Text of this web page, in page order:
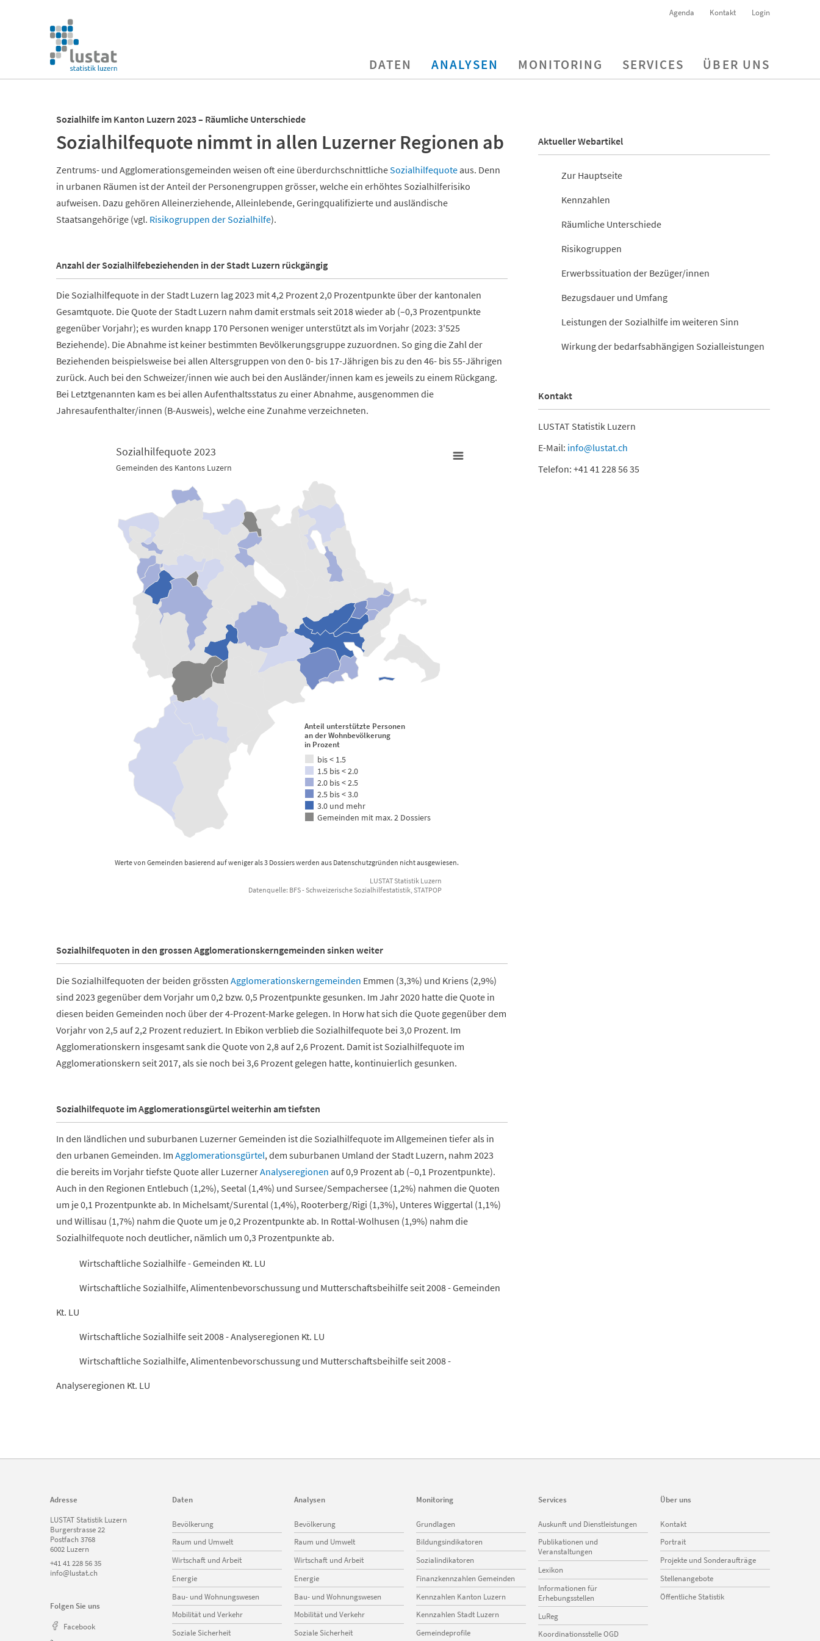
überspringen
Agenda Kontakt Login
Navigation
überspringen
DATEN ANALYSEN MONITORING SERVICES ÜBER UNS
Sozialhilfe im Kanton Luzern 2023 – Räumliche Unterschiede
Sozialhilfequote nimmt in allen Luzerner Regionen ab
Zentrums- und Agglomerationsgemeinden weisen oft eine überdurchschnittlicheSozialhilfequote aus. Denn
in urbanen Räumen ist der Anteil der Personengruppen grösser, welche ein erhöhtes Sozialhilferisiko
aufweisen. Dazu gehören Alleinerziehende, Alleinlebende, Geringqualifizierte und ausländische
Staatsangehörige (vgl. Risikogruppen der Sozialhilfe).
Anzahl der Sozialhilfebeziehenden in der Stadt Luzern rückgängig
Die Sozialhilfequote in der Stadt Luzern lag 2023 mit 4,2 Prozent 2,0 Prozentpunkte über der kantonalen
Gesamtquote. Die Quote der Stadt Luzern nahm damit erstmals seit 2018 wieder ab (–0,3 Prozentpunkte
gegenüber Vorjahr); es wurden knapp 170 Personen weniger unterstützt als im Vorjahr (2023: 3'525
Beziehende). Die Abnahme ist keiner bestimmten Bevölkerungsgruppe zuzuordnen. So ging die Zahl der
Beziehenden beispielsweise bei allen Altersgruppen von den 0- bis 17-Jährigen bis zu den 46- bis 55-Jährigen
zurück. Auch bei den Schweizer/innen wie auch bei den Ausländer/innen kam es jeweils zu einem Rückgang.
Bei Letztgenannten kam es bei allen Aufenthaltsstatus zu einer Abnahme, ausgenommen die
Jahresaufenthalter/innen (B-Ausweis), welche eine Zunahme verzeichneten.
Map of unspecified region with 2 data series.
Gemeinden des Kantons Luzern
View as data table, Sozialhilfequote 2023
Werte von Gemeinden basierend auf weniger als 3 Dossiers werden aus Datenschutzgründen nicht ausgewiesen.
Sozialhilfequote 2023
Gemeinden des Kantons Luzern
bis < 1.5
1.5 bis < 2.0
2.0 bis < 2.5
2.5 bis < 3.0
3.0 und mehr
Gemeinden mit max. 2 Dossiers
Anteil unterstützte Personen
an der Wohnbevölkerung
in Prozent
LUSTAT Statistik Luzern
Datenquelle: BFS - Schweizerische Sozialhilfestatistik, STATPOP
Sozialhilfequoten in den grossen Agglomerationskerngemeinden sinken weiter
Die Sozialhilfequoten der beiden grössten Agglomerationskerngemeinden Emmen (3,3%) und Kriens (2,9%)
sind 2023 gegenüber dem Vorjahr um 0,2 bzw. 0,5 Prozentpunkte gesunken. Im Jahr 2020 hatte die Quote in
diesen beiden Gemeinden noch über der 4-Prozent-Marke gelegen. In Horw hat sich die Quote gegenüber dem
Vorjahr von 2,5 auf 2,2 Prozent reduziert. In Ebikon verblieb die Sozialhilfequote bei 3,0 Prozent. Im
Agglomerationskern insgesamt sank die Quote von 2,8 auf 2,6 Prozent. Damit ist Sozialhilfequote im
Agglomerationskern seit 2017, als sie noch bei 3,6 Prozent gelegen hatte, kontinuierlich gesunken.
Sozialhilfequote im Agglomerationsgürtel weiterhin am tiefsten
In den ländlichen und suburbanen Luzerner Gemeinden ist die Sozialhilfequote im Allgemeinen tiefer als in
den urbanen Gemeinden. Im Agglomerationsgürtel, dem suburbanen Umland der Stadt Luzern, nahm 2023
die bereits im Vorjahr tiefste Quote aller LuzernerAnalyseregionen auf 0,9 Prozent ab (–0,1 Prozentpunkte).
Auch in den Regionen Entlebuch (1,2%), Seetal (1,4%) und Sursee/Sempachersee (1,2%) nahmen die Quoten
um je 0,1 Prozentpunkte ab. In Michelsamt/Surental (1,4%), Rooterberg/Rigi (1,3%), Unteres Wiggertal (1,1%)
und Willisau (1,7%) nahm die Quote um je 0,2 Prozentpunkte ab. In Rottal-Wolhusen (1,9%) nahm die
Sozialhilfequote noch deutlicher, nämlich um 0,3 Prozentpunkte ab.
Wirtschaftliche Sozialhilfe - Gemeinden Kt. LU
Wirtschaftliche Sozialhilfe, Alimentenbevorschussung und Mutterschaftsbeihilfe seit 2008 - Gemeinden
Kt. LU
Wirtschaftliche Sozialhilfe seit 2008 - Analyseregionen Kt. LU
Wirtschaftliche Sozialhilfe, Alimentenbevorschussung und Mutterschaftsbeihilfe seit 2008 -
Analyseregionen Kt. LU
Aktueller Webartikel
Zur Hauptseite
Kennzahlen
Räumliche Unterschiede
Risikogruppen
Erwerbssituation der Bezüger/innen
Bezugsdauer und Umfang
Leistungen der Sozialhilfe im weiteren Sinn
Wirkung der bedarfsabhängigen Sozialleistungen
Kontakt
LUSTAT Statistik Luzern
E-Mail: info@lustat.ch
Telefon: +41 41 228 56 35
Adresse
LUSTAT Statistik Luzern
Burgerstrasse 22
Postfach 3768
6002 Luzern
+41 41 228 56 35
info@lustat.ch
Folgen Sie uns
Facebook
Daten
überspringen
Bevölkerung
Raum und Umwelt
Wirtschaft und Arbeit
Energie
Bau- und Wohnungswesen
Mobilität und Verkehr
Soziale Sicherheit
Analysen
überspringen
Bevölkerung
Raum und Umwelt
Wirtschaft und Arbeit
Energie
Bau- und Wohnungswesen
Mobilität und Verkehr
Soziale Sicherheit
Monitoring
überspringen
Grundlagen
Bildungsindikatoren
Sozialindikatoren
Finanzkennzahlen Gemeinden
Kennzahlen Kanton Luzern
Kennzahlen Stadt Luzern
Gemeindeprofile
Services
überspringen
Auskunft und Dienstleistungen
Publikationen und
Veranstaltungen
Lexikon
Informationen für
Erhebungsstellen
LuReg
Koordinationsstelle OGD
Über uns
überspringen
Kontakt
Portrait
Projekte und Sonderaufträge
Stellenangebote
Öffentliche Statistik